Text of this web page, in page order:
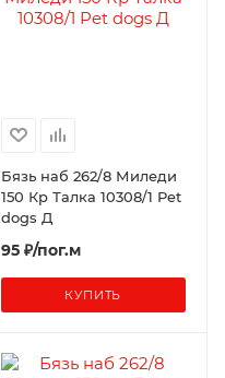
Бязь наб 262/8 Миледи
150 Кр Талка 10308/1 Pet
dogs Д
95 ₽/пог.м
КУПИТЬ